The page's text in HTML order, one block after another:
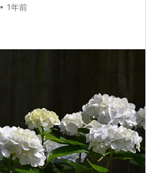
いるのだがそんな様子もな
のか。 午後、ま…
• 1年前